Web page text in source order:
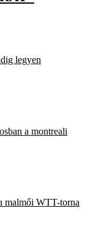
legyen
a montreali
malmői WTT-torna